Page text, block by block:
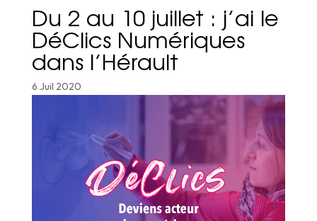
Du 2 au 10 juillet : j’ai le
DéClics Numériques
dans l’Hérault
6 Juil 2020